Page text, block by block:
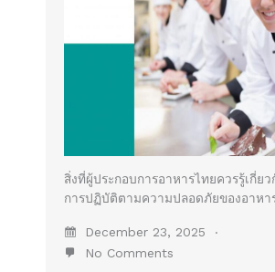
สิ่งที่ผู้ประกอบการอาหารไทยควรรู้เกี่ย
การปฏิบัติตามความปลอดภัยของอาหา
December 23, 2025
No Comments